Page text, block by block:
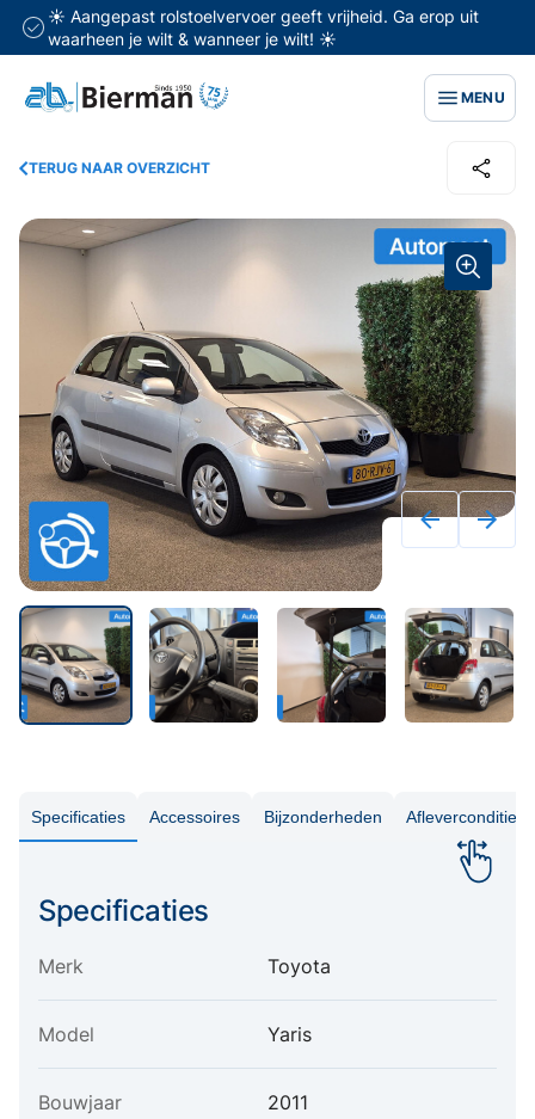
☀️ Aangepast rolstoelvervoer geeft vrijheid. Ga erop uit
waarheen je wilt & wanneer je wilt! ☀️
MENU
TERUG NAAR OVERZICHT
Specificaties Accessoires Bijzonderheden Aflevercondities
Specificaties
Merk Toyota
Model Yaris
Bouwjaar 2011